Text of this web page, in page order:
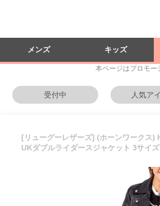
メンズ キッズ
本ページはプロモー
受付中 人気ア
[リューグーレザーズ] (ホーンワークス)
UKダブルライダースジャケット 3サイ